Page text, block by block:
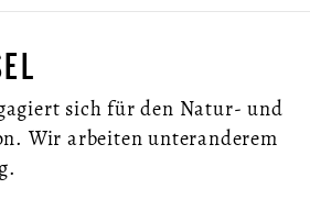
sich für den Natur- und
Wir arbeiten unteranderem